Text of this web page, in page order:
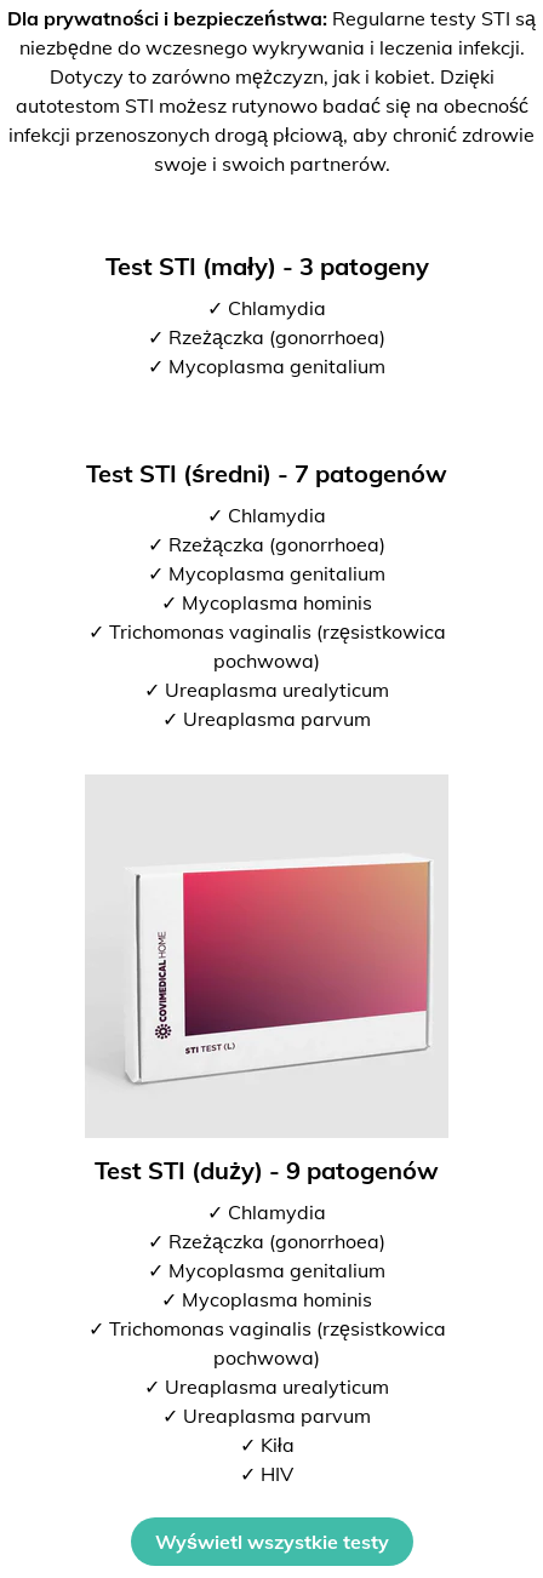
Dla prywatności i bezpieczeństwa: Regularne testy STI są
niezbędne do wczesnego wykrywania i leczenia infekcji.
Dotyczy to zarówno mężczyzn, jak i kobiet. Dzięki
autotestom STI możesz rutynowo badać się na obecność
infekcji przenoszonych drogą płciową, aby chronić zdrowie
swoje i swoich partnerów.
Test STI (mały) - 3 patogeny
✓ Chlamydia
✓ Rzeżączka (gonorrhoea)
✓ Mycoplasma genitalium
Test STI (średni) - 7 patogenów
✓ Chlamydia
✓ Rzeżączka (gonorrhoea)
✓ Mycoplasma genitalium
✓ Mycoplasma hominis
✓ Trichomonas vaginalis (rzęsistkowica
pochwowa)
✓ Ureaplasma urealyticum
✓ Ureaplasma parvum
Test STI (duży) - 9 patogenów
✓ Chlamydia
✓ Rzeżączka (gonorrhoea)
✓ Mycoplasma genitalium
✓ Mycoplasma hominis
✓ Trichomonas vaginalis (rzęsistkowica
pochwowa)
✓ Ureaplasma urealyticum
✓ Ureaplasma parvum
✓ Kiła
✓ HIV
Wyświetl wszystkie testy